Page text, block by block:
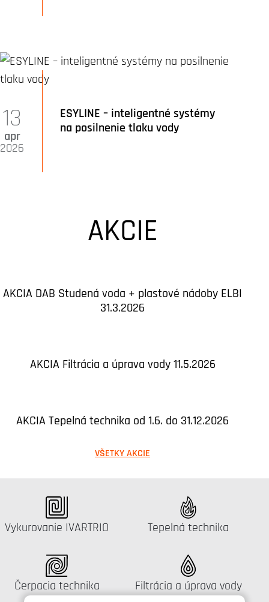
ESYLINE – inteligentné systémy
na posilnenie tlaku vody
13
apr
2026
AKCIE
AKCIA DAB Studená voda + plastové nádoby ELBI
31.3.2026
AKCIA Filtrácia a úprava vody 11.5.2026
AKCIA Tepelná technika od 1.6. do 31.12.2026
VŠETKY AKCIE
Katalógus:
Vykurovanie IVARTRIO Katalógus:
Tepelná technika
Katalógus:
Čerpacia technika Katalógus:
Filtrácia a úprava vody